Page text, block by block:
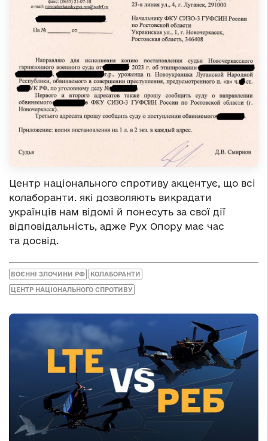
Центр національного спротиву акцентує, що всі
колаборанти. які дозволяють викрадати
українців нам відомі й понесуть за свої дії
відповідальність, адже Рух Опору має час
та досвід.
ВОЄННІ ЗЛОЧИНИ РФ КОЛАБОРАНТИ
ЦЕНТР НАЦІОНАЛЬНОГО СПРОТИВУ